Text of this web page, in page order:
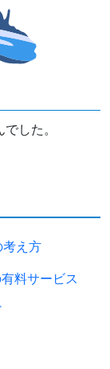
した。
考え方
料サービス